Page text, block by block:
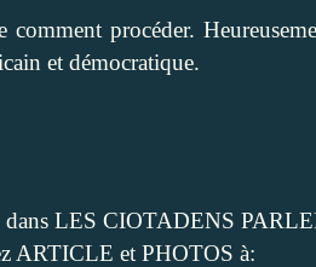
procéder.
et démocratique.
dans LES CIOTADENS
ARTICLE et PHOTOS à: